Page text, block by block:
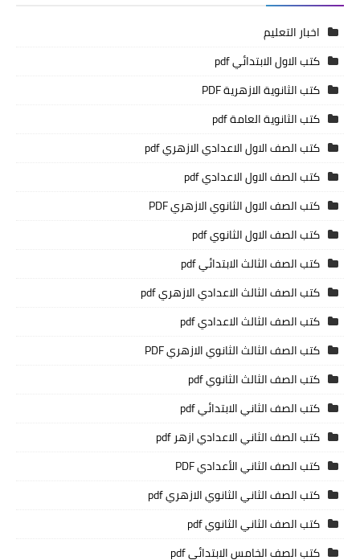
اخبار التعليم
كتب الاول الابتدائي pdf
كتب الثانوية الازهرية PDF
كتب الثانوية العامة pdf
كتب الصف الاول الاعدادي الازهري pdf
كتب الصف الاول الاعدادي pdf
كتب الصف الاول الثانوي الازهري PDF
كتب الصف الاول الثانوي pdf
كتب الصف الثالث الابتدائي pdf
كتب الصف الثالث الاعدادي الازهري pdf
كتب الصف الثالث الاعدادي pdf
كتب الصف الثالث الثانوي الازهري PDF
كتب الصف الثالث الثانوي pdf
كتب الصف الثاني الابتدائي pdf
كتب الصف الثاني الاعدادي ازهر pdf
كتب الصف الثاني الأعدادي PDF
كتب الصف الثاني الثانوي الازهري pdf
كتب الصف الثاني الثانوي pdf
كتب الصف الخامس الابتدائي pdf